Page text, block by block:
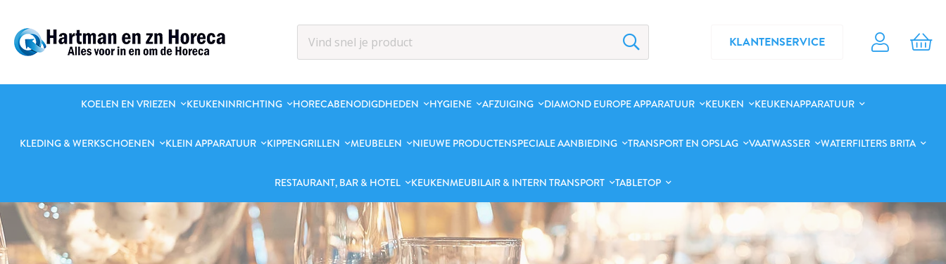
KLANTENSERVICE
KOELEN EN VRIEZEN KEUKENINRICHTING HORECABENODIGDHEDEN HYGIENE AFZUIGING DIAMOND EUROPE APPARATUUR KEUKEN KEUKENAPPARATUUR
KLEDING & WERKSCHOENEN KLEIN APPARATUUR KIPPENGRILLEN MEUBELEN NIEUWE PRODUCTENSPECIALE AANBIEDING TRANSPORT EN OPSLAG VAATWASSER WATERFILTERS BRITA
RESTAURANT, BAR & HOTEL KEUKENMEUBILAIR & INTERN TRANSPORT TABLETOP